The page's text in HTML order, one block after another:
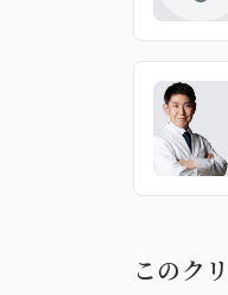
このク